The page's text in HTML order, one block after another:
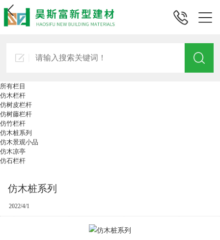
所有栏目
仿木栏杆
仿树皮栏杆
仿树藤栏杆
仿竹栏杆
仿木桩系列
仿木景观小品
仿木凉亭
仿石栏杆
仿木桩系列
2022/4/1